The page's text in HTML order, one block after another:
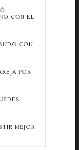
CON EL
CON
POR
MEJOR